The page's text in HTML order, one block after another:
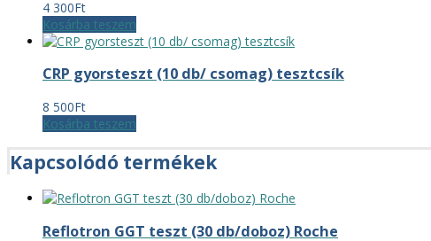
4 300Ft
Kosárba teszem
CRP gyorsteszt (10 db/ csomag) tesztcsík
8 500Ft
Kosárba teszem
Kapcsolódó termékek
Reflotron GGT teszt (30 db/doboz) Roche